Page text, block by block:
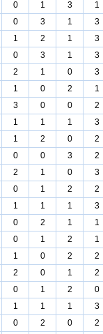
0 1 3
1
0 3 1
3
1 2 1
3
0 3 1
3
2 1 0
3
1 0 2
1
3 0 0
2
1 1 1
3
1 2 0
2
0 0 3
2
2 1 0
3
0 1 2
2
1 1 1
3
0 2 1
1
0 1 2
1
1 0 2
2
2 0 1
2
0 1 2
0
1 1 1
3
0 2 0
2